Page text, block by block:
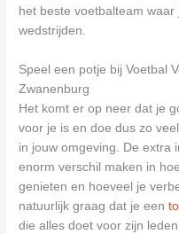
het beste voetbalteam
wedstrijden.
Speel een potje bij Voetbal
Zwanenburg
Het komt er op neer dat je
voor je is en doe dus zo
in jouw omgeving. De extra
enorm verschil maken in
genieten en hoeveel je
natuurlijk graag dat je een
die alles doet voor zijn